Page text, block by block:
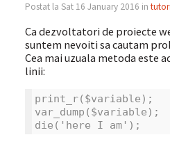
Postat la Sat 16 January 2016 in
Ca dezvoltatori de proiecte
suntem nevoiti sa cautam
Cea mai uzuala metoda este
linii:
print_r($variable);
var_dump($variable);
die('here I am');